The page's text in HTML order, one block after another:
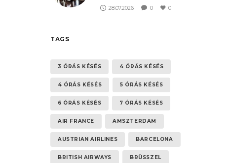
28.07.2026 0 0
TAGS
3 ÓRÁS KÉSÉS 4 ÓRÁS KÉSÉS
4 ÓRÁS KÉSÉS 5 ÓRÁS KÉSÉS
6 ÓRÁS KÉSÉS 7 ÓRÁS KÉSÉS
AIR FRANCE AMSZTERDAM
AUSTRIAN AIRLINES BARCELONA
BRITISH AIRWAYS BRÜSSZEL